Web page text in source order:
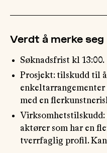
Verdt å merke seg
Søknadsfrist kl 13:00.
Prosjekt: tilskudd til
med en
Virksomhetstilskudd:
aktører som har en
tverrfaglig profil. Kan